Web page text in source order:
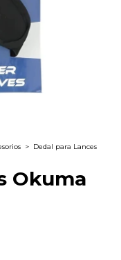
> Dedal para Lances
Okuma